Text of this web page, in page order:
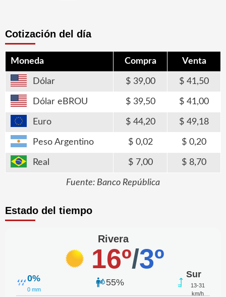
Cotización del día
Moneda Compra Venta
Dólar 39,00 41,50
Dólar eBROU 39,50 41,00
Euro 44,20 49,18
Peso Argentino 0,02 0,20
Real 7,00 8,70
Fuente: Banco República
Estado del tiempo
Rivera
16º/3º
0%
0 mm
55%
Sur
13-31
km/h